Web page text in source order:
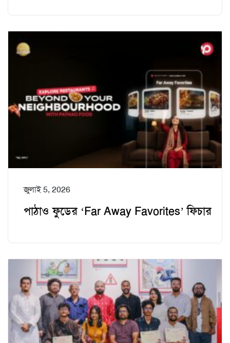
জুলাই 5, 2026
পাঠাও ফুডের ‘Far Away Favorites’ ফিচার